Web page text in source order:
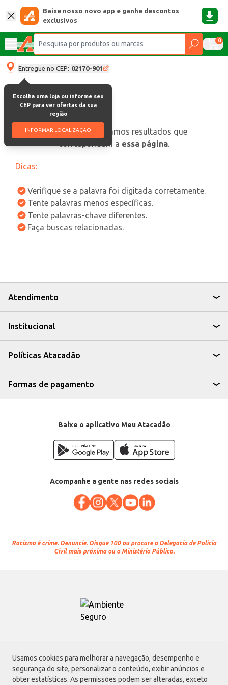
Usamos cookies para melhorar a navegação, desempenho e
segurança do site, personalizar o conteúdo, exibir anúncios e
obter estatísticas. As permissões podem ser alteradas, exceto
Baixe nosso novo app e ganhe descontos
exclusivos
0
Entregue no CEP: 02170-901
Escolha uma loja ou informe seu
CEP para ver ofertas da sua
região
INFORMAR LOCALIZAÇÃO
oops, não encontramos resultados que
correspondam a essa página.
Dicas:
Verifique se a palavra foi digitada corretamente.
Tente palavras menos específicas.
Tente palavras-chave diferentes.
Faça buscas relacionadas.
Atendimento
Institucional
Políticas Atacadão
Formas de pagamento
Baixe o aplicativo Meu Atacadão
Acompanhe a gente nas redes sociais
Racismo é crime. Denuncie. Disque 100 ou procure a Delegacia de Polícia
Civil mais próxima ou o Ministério Público.
Atacadão S.A.
Avenida Morvan Dias de Figueiredo, 6169, Vila Maria, São Paulo - SP | CEP
02170-901 | CNPJ: 75.315.333/0001-09